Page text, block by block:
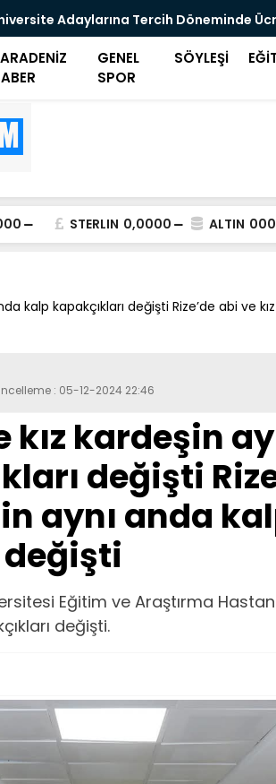
Adaylarına Tercih Döneminde
Desteği
GENEL
SPOR
SÖYLEŞİ
STERLIN 0,0000 ALTIN
kalp kapakçıkları değişti Rize’de abi ve
: 05-12-2024 22:46
kız kardeşin
değişti
aynı anda
değişti
Eğitim ve Araştırma
değişti.